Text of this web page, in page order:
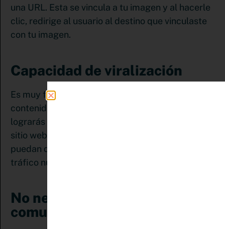
una URL. Esta se vincula a tu imagen y al hacerle
clic, redirige al usuario al destino que vinculaste
con tu imagen.
Capacidad de viralización
Es muy fácil lograr que los usuarios guarden tus
contenidos en sus tableros. Como resultado,
lograrás que tu pin —previamente enlazado a tu
sitio web— se vuelva viral y más personas
puedan darle clic obteniendo con esta acción
tráfico nuevo.
No necesitas tener una gran
comunidad